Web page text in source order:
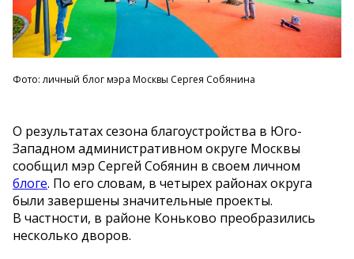
Фото: личный блог мэра Москвы Сергея Собянина
О результатах сезона благоустройства в Юго-
Западном административном округе Москвы
сообщил мэр Сергей Собянин в своем личном
блоге. По его словам, в четырех районах округа
были завершены значительные проекты.
В частности, в районе Коньково преобразились
несколько дворов.